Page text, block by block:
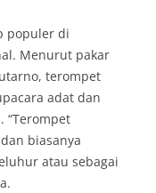
populer di
Menurut pakar
terompet
adat dan
“Terompet
biasanya
atau sebagai